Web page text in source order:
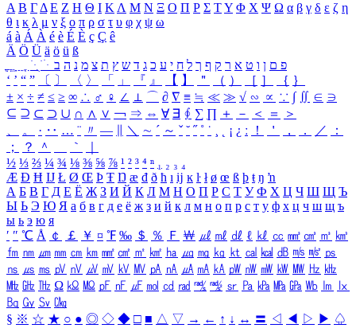
Α Β ΓΔ Ε Ζ Η Θ Ι ΚΛ Μ Ν Ξ Ο Π Ρ Σ ΤΥ Φ Χ Ψ Ω α β γ δ ε ζ η
θ ι κ λ μ ν ξ ο π ρ σ τ υ φ χ ψ ω
á à Á À é è É È ç Ç ê
Ä Ö Ü ä ö ü ß
ִֶֹ ֻּ ׁׂ פ ם ן ו ט א ר ק ף ך ל ח י ע כ ג ד ש ץ ת צ מ נ ה ב
‘ ’ “ ” 〔 〕 〈 〉 「 」 『 』 【 】 ＂ （ ） ［ ］ ｛ ｝
± × ÷ ≠ ≤ ≥ ∞ ∴ ♂ ♀ ∠ ⊥ ⌒ ∂ ∇ ≡ ≒ ≪ ≫ √ ∽ ∝ ∵ ∫ ∬ ∈ ∋
⊆ ⊇ ⊂ ⊃ ∪ ∩ ∧ ∨ ￢ ⇒ ⇔ ∀ ∃ ∮ ∑ ∏ ＋ － ＜ ＝
＞
、
。 · ‥ … ¨ 〃 ― ＼ ∼ ´ ～ ˇ ˘ ˝ ˚ ˙ ¸ ¡ ¿ ː ！ ＇ ， ． ／
：
；
？ ＾ ｀
½ ⅓ ⅔ ¼ ¾ ⅛ ⅜ ⅝ ⅞ ¹ ² ³ ⁴ ⁿ ₁ ₂ ₃ ₄
Æ Ð Ħ Ĳ Ł Ø Œ Þ Ŧ Ŋ æ đ ð ħ ı ĳ ĸ ŀ ł ø œ ß þ ŧ ŋ ŉ
А Б В Г Д Е Ё Ж З И Й К Л М Н О П Р С Т У Ф Х Ц Ч Ш Щ Ъ
Ы Ь Э Ю Я а б в г д е ё ж з и й к л м н о п р с т у ф х ц ч ш щ ъ
ы ь э ю я
′ ″ ℃ Å ￠ ￡ ￥ ¤ ℉ ‰ ＄ ％ Ｆ ￦ ㎕ ㎖ ㎗ ℓ ㎘ ㏄ ㎣ ㎤ ㎥ ㎦
㎙ ㎚ ㎛ ㎜ ㎝ ㎞ ㎟ ㎠ ㎡ ㎢ ㏊ ㎍ ㎎ ㎏ ㏏ ㎈ ㎉ ㏈ ㎧ ㎨ ㎰
㎱ ㎲ ㎳ ㎴ ㎵ ㎶ ㎷ ㎸ ㎹ ㎀ ㎁ ㎂ ㎃ ㎄ ㎺ ㎻ ㎽ ㎾ ㎿ ㎐ ㎑
㎒ ㎓ ㎔ Ω ㏀ ㏁ ㎊ ㎋ ㎌ ㏖ ㏅ ㎭ ㎮ ㎯ ㏛ ㎩ ㎪ ㎫ ㎬ ㏝ ㏐
㏓
㏃ ㏉ ㏜ ㏆
§ ※ ☆ ★ ○ ● ◎ ◇ ◆ □ ■ △ ▽ → ← ↑ ↓ ↔ 〓 ◁ ◀ ▷ ▶ ♤